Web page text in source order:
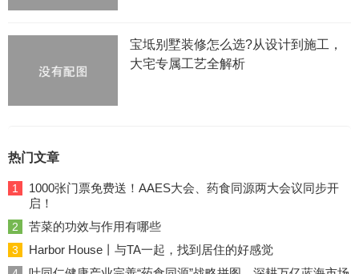
宝坻别墅装修怎么选?从设计到施工，
大宅专属工艺全解析
热门文章
1
1000张门票免费送！AAES大会、药食同源两大会议同步开
启！
2 苦菜的功效与作用有哪些
3 Harbor House丨与TA一起，找到居住的好感觉